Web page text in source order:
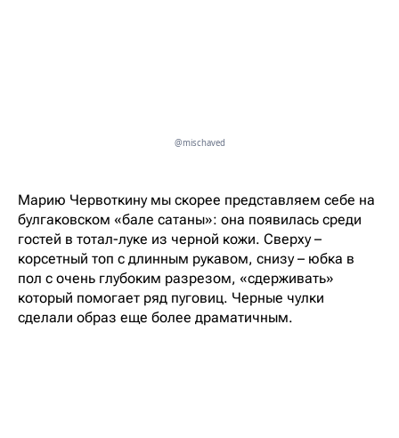
@mischaved
Марию Червоткину мы скорее представляем себе на
булгаковском «бале сатаны»: она появилась среди
гостей в тотал-луке из черной кожи. Сверху –
корсетный топ с длинным рукавом, снизу – юбка в
пол с очень глубоким разрезом, «сдерживать»
который помогает ряд пуговиц. Черные чулки
сделали образ еще более драматичным.